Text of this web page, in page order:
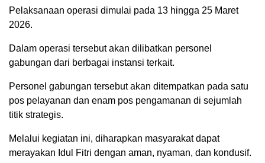
Pelaksanaan operasi dimulai pada 13 hingga 25 Maret
2026.
Dalam operasi tersebut akan dilibatkan personel
gabungan dari berbagai instansi terkait.
Personel gabungan tersebut akan ditempatkan pada satu
pos pelayanan dan enam pos pengamanan di sejumlah
titik strategis.
Melalui kegiatan ini, diharapkan masyarakat dapat
merayakan Idul Fitri dengan aman, nyaman, dan kondusif.